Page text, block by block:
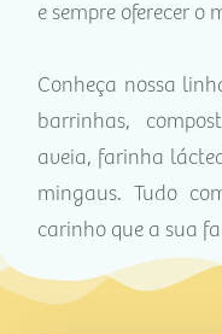
e sempre oferecer o
Conheça nossa
barrinhas,
aveia, farinha
mingaus. Tudo
carinho que a sua